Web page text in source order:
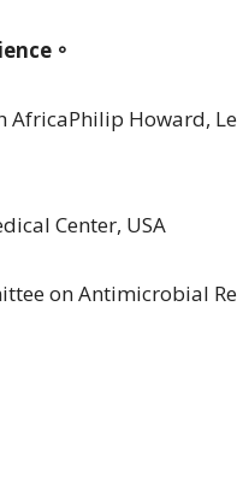
。
AfricaPhilip Howard,
Center, USA
on Antimicrobial
& Wrap